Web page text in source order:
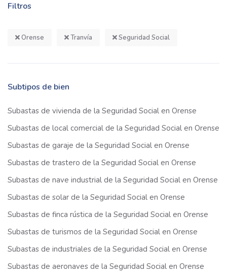
Filtros
Orense Tranvía Seguridad Social
Subtipos de bien
Subastas de vivienda de la Seguridad Social en Orense
Subastas de local comercial de la Seguridad Social en Orense
Subastas de garaje de la Seguridad Social en Orense
Subastas de trastero de la Seguridad Social en Orense
Subastas de nave industrial de la Seguridad Social en Orense
Subastas de solar de la Seguridad Social en Orense
Subastas de finca rústica de la Seguridad Social en Orense
Subastas de turismos de la Seguridad Social en Orense
Subastas de industriales de la Seguridad Social en Orense
Subastas de aeronaves de la Seguridad Social en Orense